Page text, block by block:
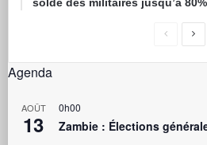
Agenda
AOÛT
13
0h00
Zambie : Élections